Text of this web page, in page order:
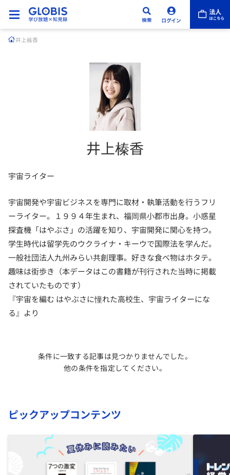
井上榛香
井上榛香
宇宙ライター
宇宙開発や宇宙ビジネスを専門に取材・執筆活動を行うフリ
ーライター。１９９４年生まれ、福岡県小郡市出身。小惑星
探査機「はやぶさ」の活躍を知り、宇宙開発に関心を持つ。
学生時代は留学先のウクライナ・キーウで国際法を学んだ。
一般社団法人九州みらい共創理事。好きな食べ物はホタテ。
趣味は街歩き（本データはこの書籍が刊行された当時に掲載
されていたものです）
『宇宙を編む はやぶさに憧れた高校生、宇宙ライターにな
る』より
条件に一致する記事は見つかりませんでした。
他の条件を指定してください。
ピックアップコンテンツ